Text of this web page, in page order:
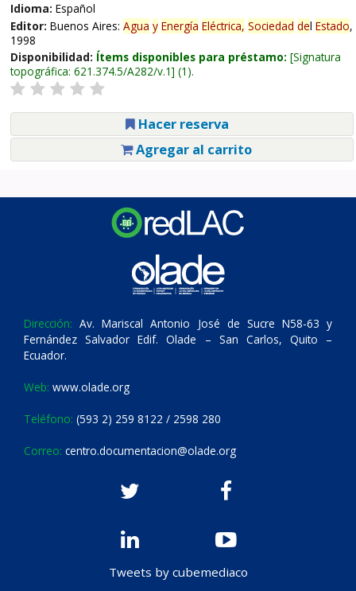
Idioma: Español
Editor: Buenos Aires: Agua y Energía Eléctrica, Sociedad del Estado,
1998
Disponibilidad: Ítems disponibles para préstamo: Signatura
topográfica: 621.374.5/A282/v.1 (1).
Hacer reserva
Agregar al carrito
Dirección: Av. Mariscal Antonio José de Sucre N58-63 y
Fernández Salvador Edif. Olade – San Carlos, Quito –
Ecuador.
Web: www.olade.org
Teléfono: (593 2) 259 8122 / 2598 280
Correo: centro.documentacion@olade.org
Tweets by cubemediaco